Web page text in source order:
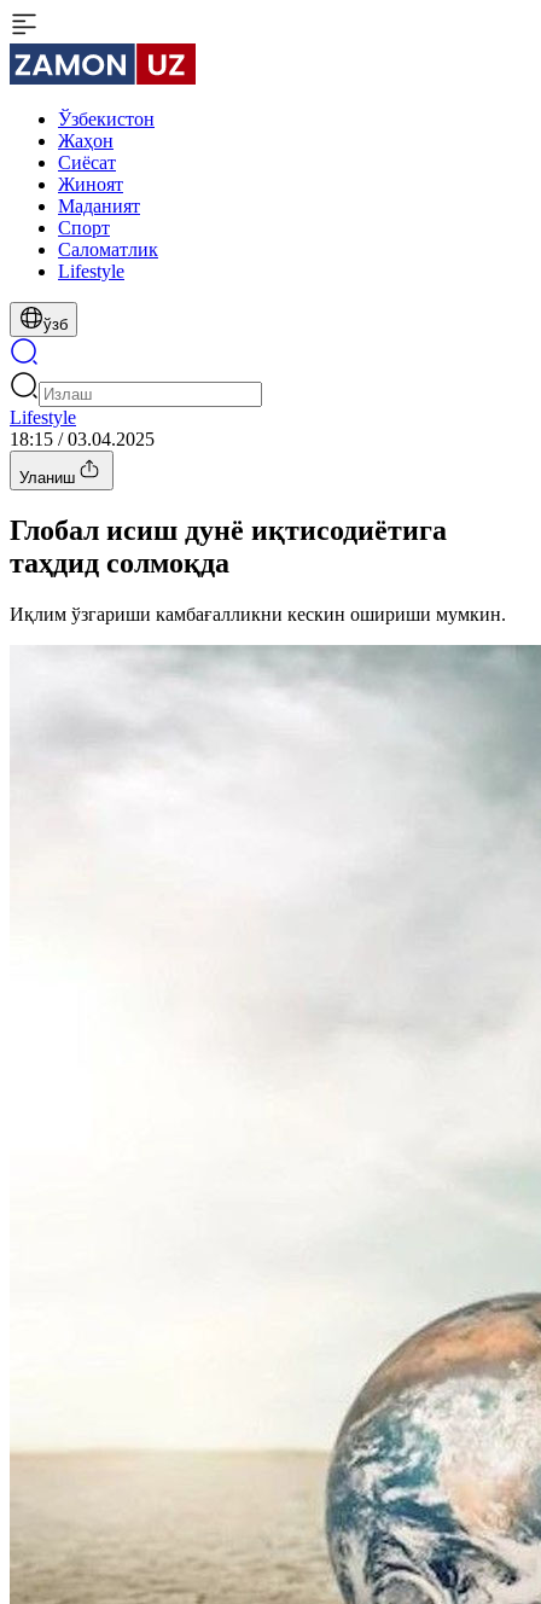
Ўзбекистон
Жаҳон
Сиёсат
Жиноят
Маданият
Спорт
Cаломатлик
Lifestyle
ўзб
Lifestyle
18:15 / 03.04.2025
Уланиш
Глобал исиш дунё иқтисодиётига
таҳдид солмоқда
Иқлим ўзгариши камбағалликни кескин ошириши мумкин.